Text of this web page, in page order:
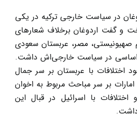
در سیاست خارجی ترکیه در یکی
و گفت اردوغان برخلاف شعارهای
صهیونیستی، مصر، عربستان سعودی
در سیاست خارجی‌اش داشت.
اختلافات با عربستان بر سر جمال
بر سر مباحث مربوط به اخوان
با اسرائیل در قبال این
داشت.